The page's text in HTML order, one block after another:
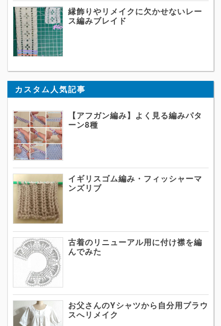
縁飾りやリメイクに欠かせないレー
ス編みブレイド
カスタム人気記事
【アフガン編み】よく見る編みパタ
ーン8種
イギリスゴム編み・フィッシャーマ
ンズリブ
古着のリニューアル用に付け襟を編
んでみた
お父さんのYシャツから自分用ブラウ
スへリメイク